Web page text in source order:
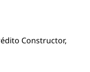
Constructor,